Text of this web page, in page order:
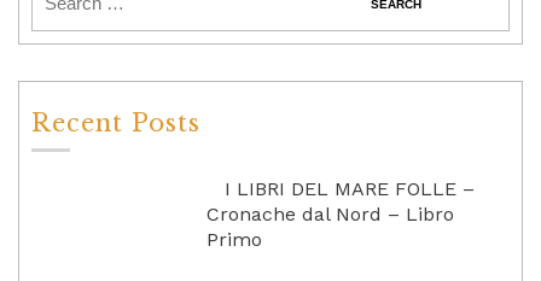
Recent Posts
I LIBRI DEL MARE FOLLE –
Cronache dal Nord – Libro
Primo